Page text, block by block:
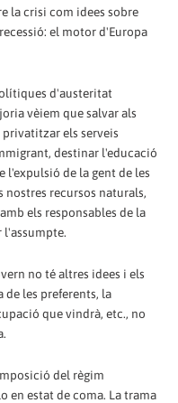
la crisi com idees sobre
el motor d'Europa
d'austeritat
vèiem que salvar als
els serveis
destinar l'educació
l'expulsió de la gent de les
nostres recursos naturals,
els responsables de la
l'assumpte.
no té altres idees i els
de les preferents, la
que vindrà, etc., no
del règim
en estat de coma. La trama